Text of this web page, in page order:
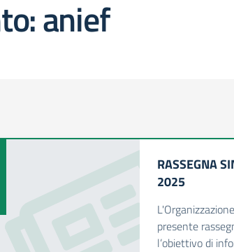
anief
RASSEGNA
2025
presente
l’obiettivo di